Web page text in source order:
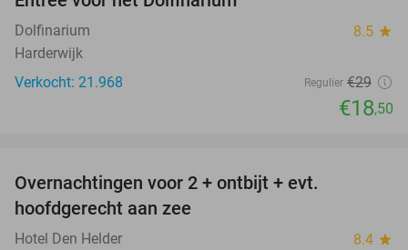
Dolfinarium 8.5 star
Harderwijk
Verkocht: 21.968
Regulier €29
€18,50
Overnachtingen voor 2 + ontbijt + evt.
hoofdgerecht aan zee
Hotel Den Helder 8.4 star